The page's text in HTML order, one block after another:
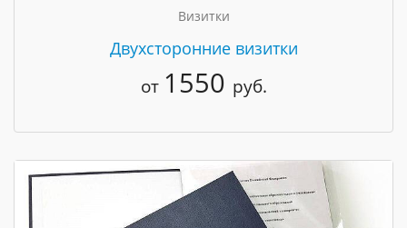
Визитки
Двухсторонние визитки
от 1550 руб.